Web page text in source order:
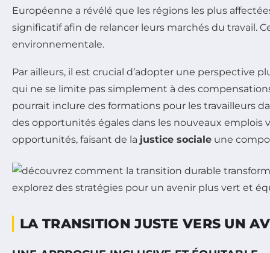
Européenne a révélé que les régions les plus
significatif afin de relancer leurs marchés du travail.
environnementale.
Par ailleurs, il est crucial d’adopter une perspective
qui ne se limite pas simplement à des
pourrait inclure des formations pour les travailleurs
des opportunités égales dans les nouveaux emplois
opportunités, faisant de la justice sociale une
LA TRANSITION JUSTE VERS UN